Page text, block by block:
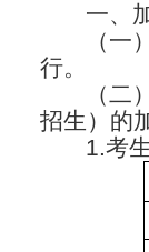
一、
（
行。
（
招生）的
1.考